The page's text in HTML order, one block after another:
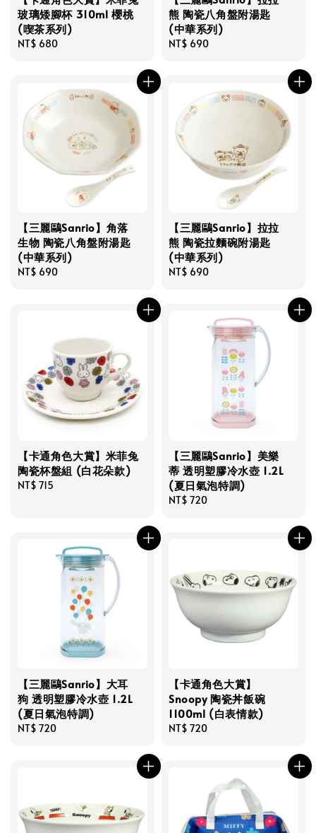
玻璃矮腳杯 310ml 櫻桃
(喫茶系列)
Regular
NT$ 680
熊 陶瓷八角盤附湯匙
(中華系列)
Regular
NT$ 690
【三麗鷗Sanrio】角落
生物 陶瓷八角盤附湯匙
(中華系列)
Regular
NT$ 690
【三麗鷗Sanrio】拉拉
熊 陶瓷拉麵碗附湯匙
(中華系列)
Regular
NT$ 690
【卡通角色大賞】米菲兔
陶瓷杯盤組 (白花朵款)
Regular
NT$ 715
【三麗鷗Sanrio】美樂
蒂 透明塑膠冷水壺 1.2L
(夏日氣泡特調)
Regular
NT$ 720
【三麗鷗Sanrio】大耳
狗 透明塑膠冷水壺 1.2L
(夏日氣泡特調)
Regular
NT$ 720
【卡通角色大賞】
Snoopy 陶瓷丼飯碗
1100ml (白表情款)
Regular
NT$ 720